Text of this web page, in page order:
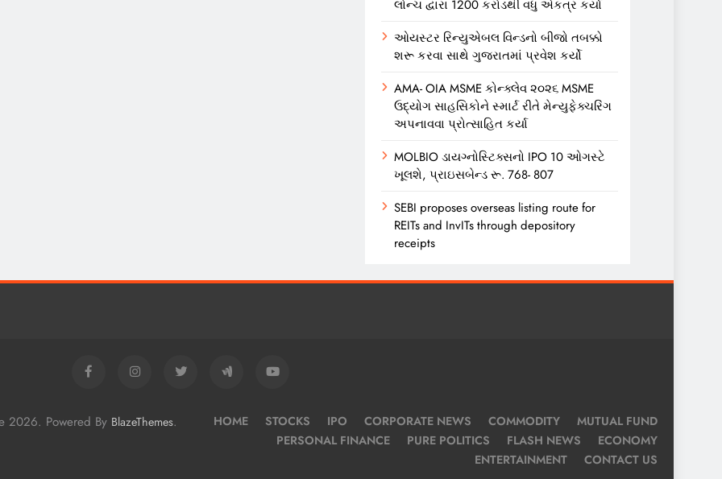
લોન્ચ દ્વારા 1200 કરોડથી વધુ એકત્ર કર્યા
ઓયસ્ટર રિન્યુએબલ વિન્ડનો બીજો તબક્કો
શરૂ કરવા સાથે ગુજરાતમાં પ્રવેશ કર્યો
AMA- OIA MSME કોન્ક્લેવ ૨૦૨૬ MSME
ઉદ્યોગ સાહસિકોને સ્માર્ટ રીતે મેન્યુફેક્ચરિંગ
અપનાવવા પ્રોત્સાહિત કર્યા
MOLBIO ડાયગ્નોસ્ટિક્સનો IPO 10 ઓગસ્ટે
ખૂલશે, પ્રાઇસબેન્ડ રૂ. 768- 807
SEBI proposes overseas listing route for
REITs and InvITs through depository
receipts
2026. Powered By BlazeThemes. HOME STOCKS IPO CORPORATE NEWS COMMODITY
MUTUAL FUND
PERSONAL FINANCE
PURE POLITICS FLASH NEWS
ECONOMY
ENTERTAINMENT
CONTACT US